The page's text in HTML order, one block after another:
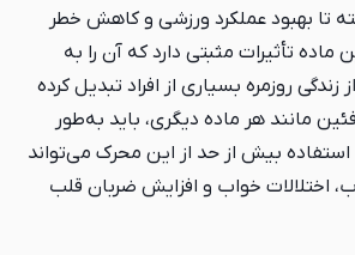
تا بهبود عملکرد ورزشی و کاهش خطر
ماده تأثیرات مثبتی دارد که آن را به
روزمره بسیاری از افراد تبدیل کرده
مانند هر ماده دیگری، باید به‌طور
بیش از حد از این محرک می‌تواند
اختلالات خواب و افزایش ضربان قلب